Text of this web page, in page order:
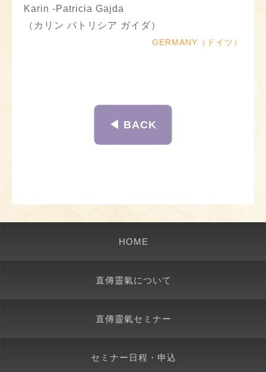
Karin -Patricia Gajda
（カリン パトリシア ガイダ）
GERMANY（ドイツ）
◀︎ BACK
HOME
直傳靈氣について
直傳靈氣セミナー
セミナー日程・申込